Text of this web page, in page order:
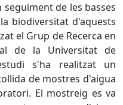
de les basses
biodiversitat d'aquests
el Grup de Recerca en
de la Universitat de
s'ha realitzat un
de mostres d'aigua
El mostreig es va